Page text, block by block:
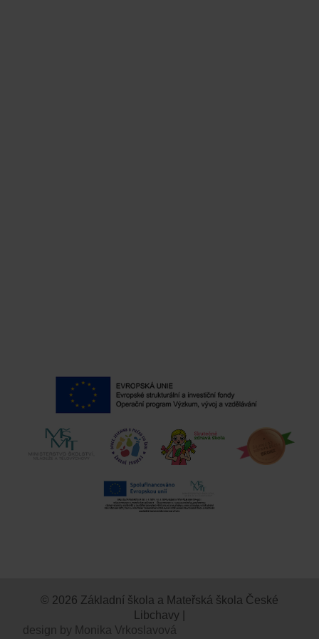
© 2026 Základní škola a Mateřská škola České
Libchavy |
design by Monika Vrkoslavová